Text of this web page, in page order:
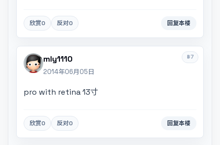
欣赏0 反对0 回复本楼
#7
mly1110
2014年06月05日
pro with retina 13寸
欣赏0 反对0 回复本楼